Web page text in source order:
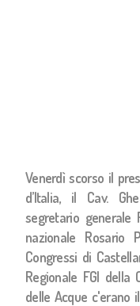
Venerdì scorso il
d’Italia, il Cav.
segretario generale
nazionale Rosario
Congressi di
Regionale FGI della
delle Acque c'erano